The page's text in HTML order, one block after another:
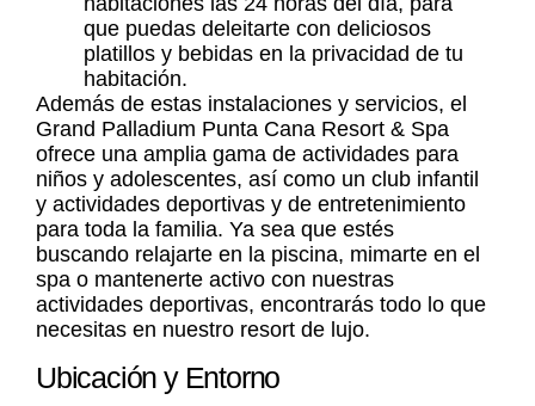
que puedas deleitarte con deliciosos
platillos y bebidas en la privacidad de tu
habitación.
Además de estas instalaciones y servicios, el
Grand Palladium Punta Cana Resort & Spa
ofrece una amplia gama de actividades para
niños y adolescentes, así como un club infantil
y actividades deportivas y de entretenimiento
para toda la familia. Ya sea que estés
buscando relajarte en la piscina, mimarte en el
spa o mantenerte activo con nuestras
actividades deportivas, encontrarás todo lo que
necesitas en nuestro resort de lujo.
Ubicación y Entorno